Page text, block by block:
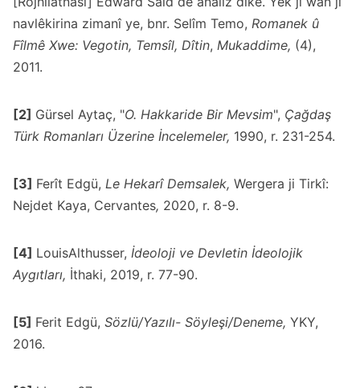
navlêkirina zimanî ye, bnr. Selîm Temo, Romanek û
Fîlmê Xwe: Vegotin, Temsîl, Dîtin, Mukaddime, (4),
2011.
[2] Gürsel Aytaç, "O. Hakkaride Bir Mevsim", Çağdaş
Türk Romanları Üzerine İncelemeler, 1990, r. 231-254.
[3] Ferît Edgü, Le Hekarî Demsalek, Wergera ji Tirkî:
Nejdet Kaya, Cervantes, 2020, r. 8-9.
[4] LouisAlthusser, İdeoloji ve Devletin İdeolojik
Aygıtları, İthaki, 2019, r. 77-90.
[5] Ferit Edgü, Sözlü/Yazılı- Söyleşi/Deneme, YKY,
2016.